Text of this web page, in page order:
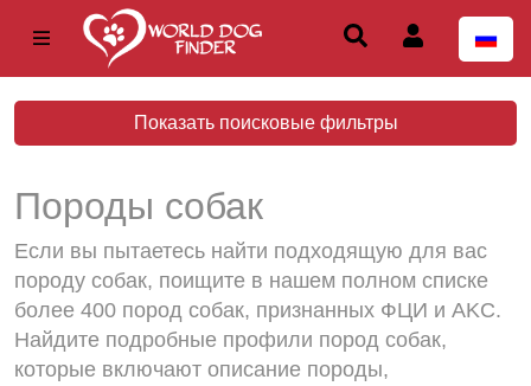
Показать поисковые фильтры
Породы собак
Если вы пытаетесь найти подходящую для вас
породу собак, поищите в нашем полном списке
более 400 пород собак, признанных ФЦИ и AKC.
Найдите подробные профили пород собак,
которые включают описание породы,